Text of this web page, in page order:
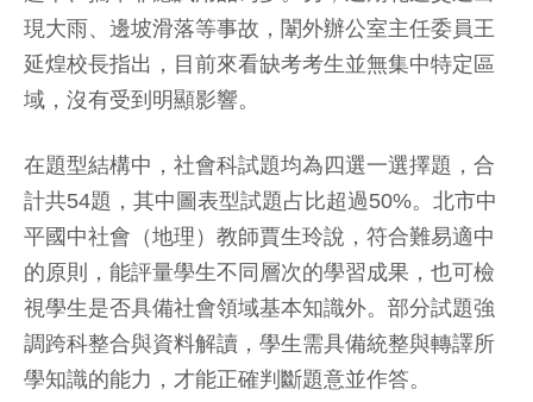
現大雨、邊坡滑落等事故，闈外辦公室主任委員王
延煌校長指出，目前來看缺考考生並無集中特定區
域，沒有受到明顯影響。
在題型結構中，社會科試題均為四選一選擇題，合
計共54題，其中圖表型試題占比超過50%。北市中
平國中社會（地理）教師賈生玲說，符合難易適中
的原則，能評量學生不同層次的學習成果，也可檢
視學生是否具備社會領域基本知識外。部分試題強
調跨科整合與資料解讀，學生需具備統整與轉譯所
學知識的能力，才能正確判斷題意並作答。